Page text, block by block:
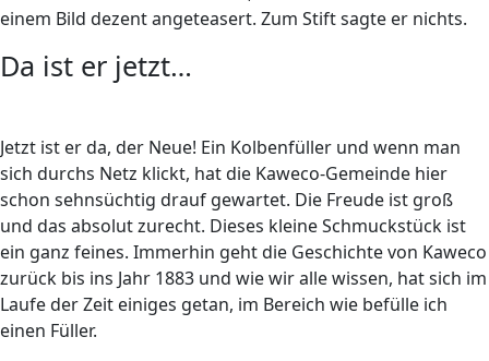
einem Bild dezent angeteasert. Zum Stift sagte er nichts.
Da ist er jetzt…
Jetzt ist er da, der Neue! Ein Kolbenfüller und wenn man
sich durchs Netz klickt, hat die Kaweco-Gemeinde hier
schon sehnsüchtig drauf gewartet. Die Freude ist groß
und das absolut zurecht. Dieses kleine Schmuckstück ist
ein ganz feines. Immerhin geht die Geschichte von Kaweco
zurück bis ins Jahr 1883 und wie wir alle wissen, hat sich im
Laufe der Zeit einiges getan, im Bereich wie befülle ich
einen Füller.